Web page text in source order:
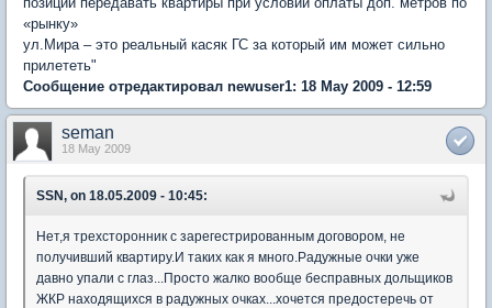
«рынку»
ул.Мира – это реальный касяк ГС за который им может сильно
прилететь"
Сообщение отредактировал newuser1: 18 May 2009 - 12:59
seman
18 May 2009
SSN, on 18.05.2009 - 10:45:
Нет,я трехсторонник с зарегестрированным договором, не
получивший квартиру.И таких как я много.Радужные очки уже
давно упали с глаз...Просто жалко вообще бесправных дольщиков
ЖКР находящихся в радужных очках...хочется предостеречь от